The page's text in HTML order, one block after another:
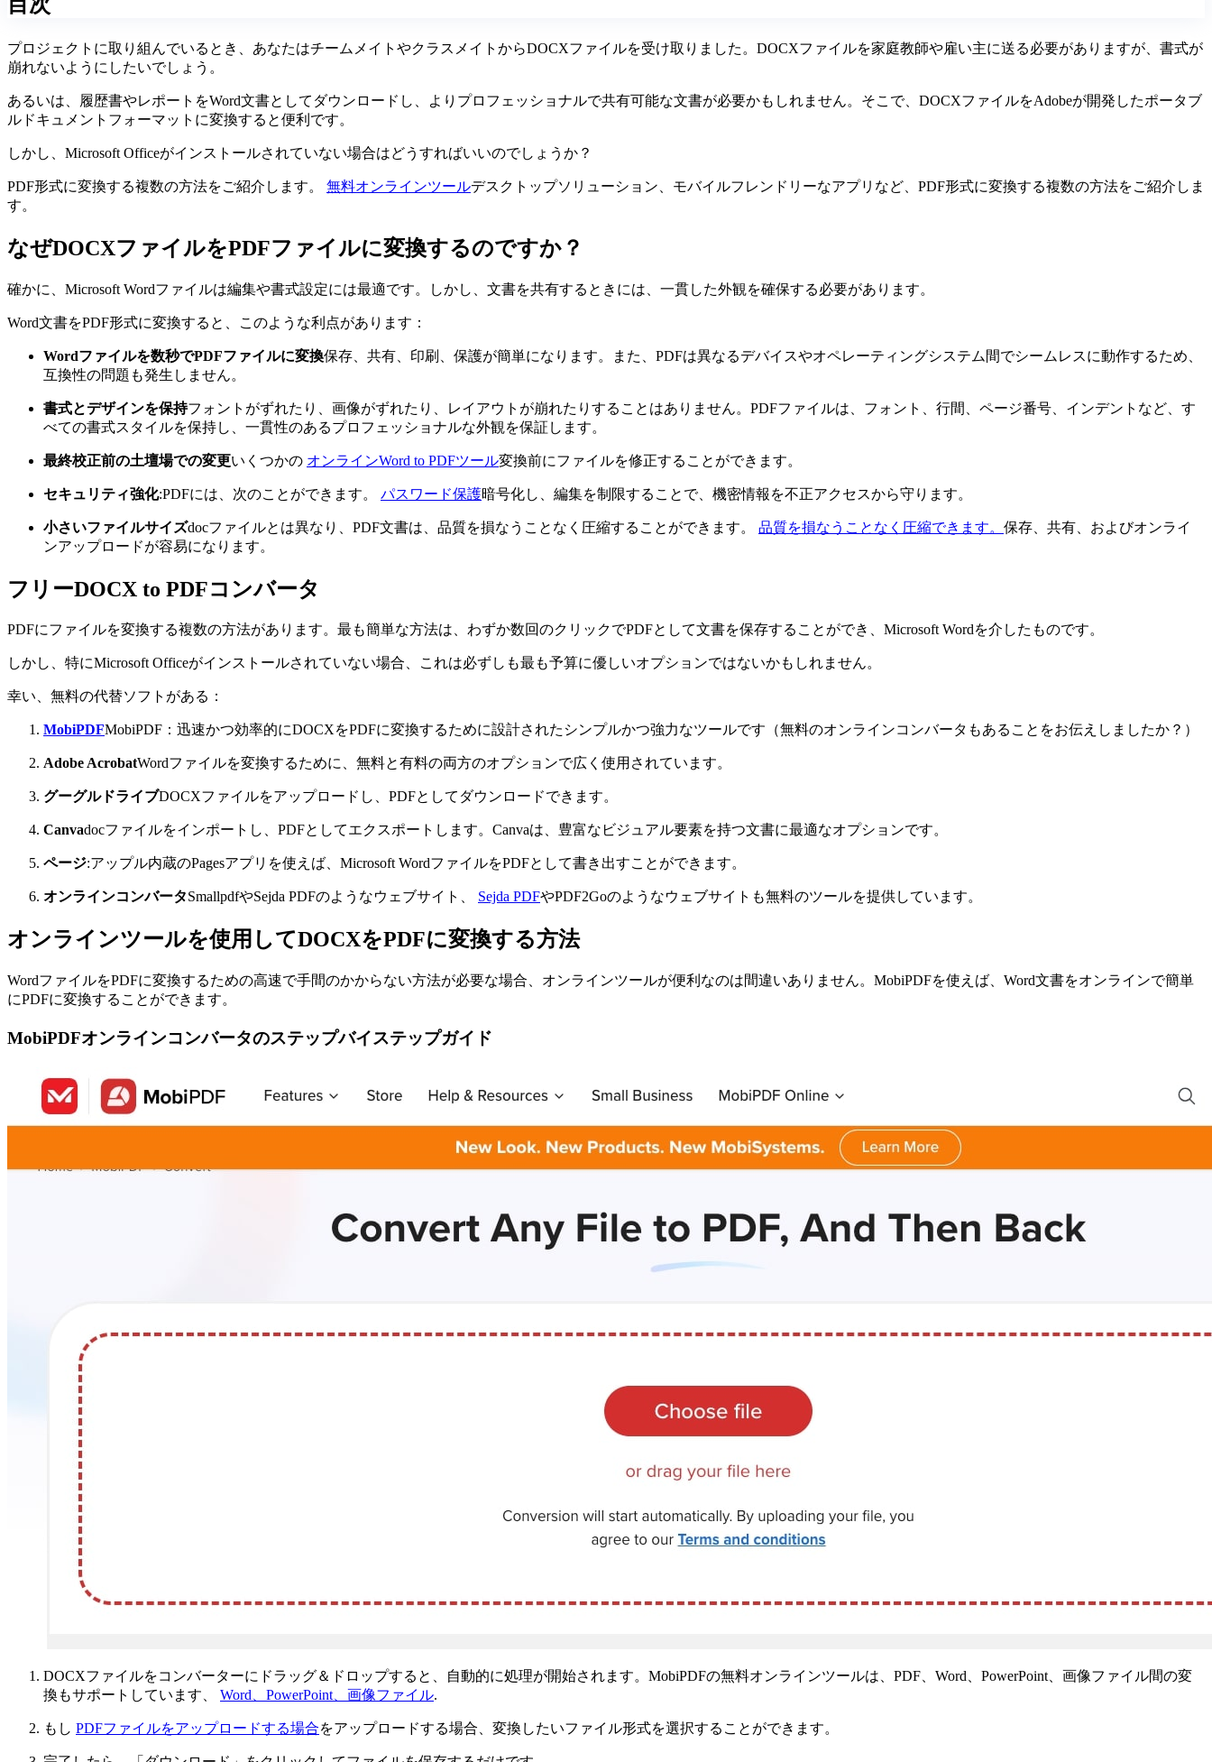
プロジェクトに取り組んでいるとき、あなたはチームメイトやクラスメイトからDOCXファイルを受け取りました。DOCXファイルを家庭教師や雇い主に送る必要がありますが、書式が
崩れないようにしたいでしょう。
あるいは、履歴書やレポートをWord文書としてダウンロードし、よりプロフェッショナルで共有可能な文書が必要かもしれません。そこで、DOCXファイルをAdobeが開発したポータブ
ルドキュメントフォーマットに変換すると便利です。
しかし、Microsoft Officeがインストールされていない場合はどうすればいいのでしょうか？
PDF形式に変換する複数の方法をご紹介します。 無料オンラインツールデスクトップソリューション、モバイルフレンドリーなアプリなど、PDF形式に変換する複数の方法をご紹介しま
す。
なぜDOCXファイルをPDFファイルに変換するのですか？
確かに、Microsoft Wordファイルは編集や書式設定には最適です。しかし、文書を共有するときには、一貫した外観を確保する必要があります。
Word文書をPDF形式に変換すると、このような利点があります：
Wordファイルを数秒でPDFファイルに変換保存、共有、印刷、保護が簡単になります。また、PDFは異なるデバイスやオペレーティングシステム間でシームレスに動作するため、
互換性の問題も発生しません。
書式とデザインを保持フォントがずれたり、画像がずれたり、レイアウトが崩れたりすることはありません。PDFファイルは、フォント、行間、ページ番号、インデントなど、す
べての書式スタイルを保持し、一貫性のあるプロフェッショナルな外観を保証します。
最終校正前の土壇場での変更いくつかの オンラインWord to PDFツール変換前にファイルを修正することができます。
セキュリティ強化:PDFには、次のことができます。 パスワード保護暗号化し、編集を制限することで、機密情報を不正アクセスから守ります。
小さいファイルサイズdocファイルとは異なり、PDF文書は、品質を損なうことなく圧縮することができます。 品質を損なうことなく圧縮できます。 保存、共有、およびオンライ
ンアップロードが容易になります。
フリーDOCX to PDFコンバータ
PDFにファイルを変換する複数の方法があります。最も簡単な方法は、わずか数回のクリックでPDFとして文書を保存することができ、Microsoft Wordを介したものです。
しかし、特にMicrosoft Officeがインストールされていない場合、これは必ずしも最も予算に優しいオプションではないかもしれません。
幸い、無料の代替ソフトがある：
MobiPDFMobiPDF：迅速かつ効率的にDOCXをPDFに変換するために設計されたシンプルかつ強力なツールです（無料のオンラインコンバータもあることをお伝えしましたか？）
Adobe AcrobatWordファイルを変換するために、無料と有料の両方のオプションで広く使用されています。
グーグルドライブDOCXファイルをアップロードし、PDFとしてダウンロードできます。
Canvadocファイルをインポートし、PDFとしてエクスポートします。Canvaは、豊富なビジュアル要素を持つ文書に最適なオプションです。
ページ:アップル内蔵のPagesアプリを使えば、Microsoft WordファイルをPDFとして書き出すことができます。
オンラインコンバータSmallpdfやSejda PDFのようなウェブサイト、 Sejda PDFやPDF2Goのようなウェブサイトも無料のツールを提供しています。
オンラインツールを使用してDOCXをPDFに変換する方法
WordファイルをPDFに変換するための高速で手間のかからない方法が必要な場合、オンラインツールが便利なのは間違いありません。MobiPDFを使えば、Word文書をオンラインで簡単
にPDFに変換することができます。
MobiPDFオンラインコンバータのステップバイステップガイド
DOCXファイルをコンバーターにドラッグ＆ドロップすると、自動的に処理が開始されます。MobiPDFの無料オンラインツールは、PDF、Word、PowerPoint、画像ファイル間の変
換もサポートしています、 Word、PowerPoint、画像ファイル.
もし PDFファイルをアップロードする場合をアップロードする場合、変換したいファイル形式を選択することができます。